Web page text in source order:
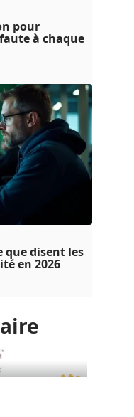
pour
à chaque
que disent les
en 2026